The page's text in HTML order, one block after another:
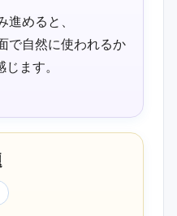
めると、
で自然に使われるか
ます。